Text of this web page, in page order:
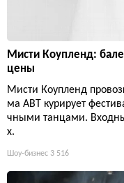
Мисти Коупленд:
цены
Мисти Коупленд
ма ABT курирует
чными танцами.
х.
Шоу-бизнес 3 516